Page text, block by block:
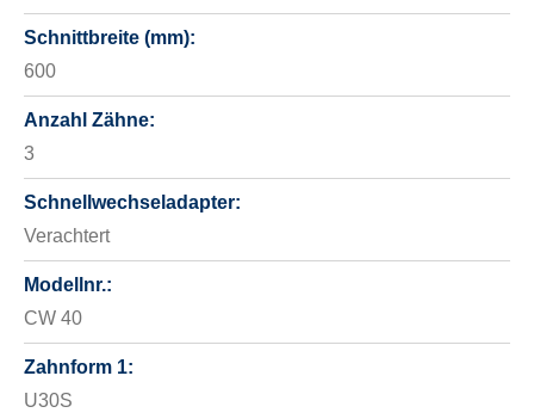
Schnittbreite (mm):
600
Anzahl Zähne:
3
Schnellwechseladapter:
Verachtert
Modellnr.:
CW 40
Zahnform 1:
U30S